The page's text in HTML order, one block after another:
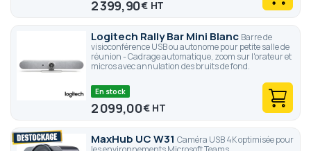
2 399,90€
Logitech Rally Bar Mini Blanc Barre de
visioconférence USB ou autonome pour petite salle de
réunion - Cadrage automatique, zoom sur l'orateur et
micros avec annulation des bruits de fond.
En stock
2 099,00€
MaxHub UC W31 Caméra USB 4K optimisée pour